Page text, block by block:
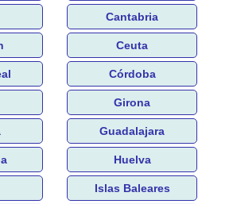
Cantabria
Ceuta
Córdoba
Girona
Guadalajara
Huelva
Islas Baleares